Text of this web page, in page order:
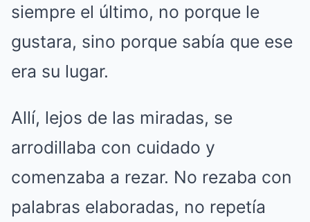
siempre el último, no porque le
gustara, sino porque sabía que ese
era su lugar.
Allí, lejos de las miradas, se
arrodillaba con cuidado y
comenzaba a rezar. No rezaba con
palabras elaboradas, no repetía